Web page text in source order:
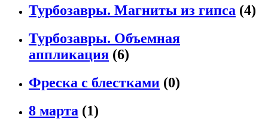
Турбозавры. Магниты из гипса (4)
Турбозавры. Объемная
аппликация (6)
Фреска с блестками (0)
8 марта (1)